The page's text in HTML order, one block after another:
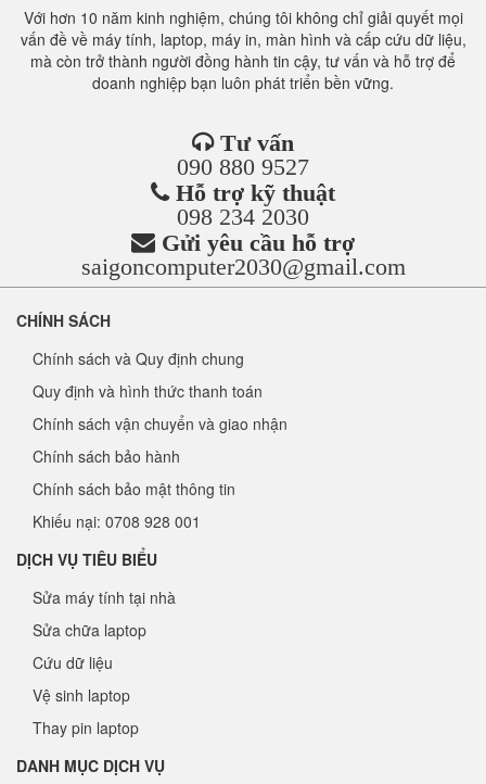
Với hơn 10 năm kinh nghiệm, chúng tôi không chỉ giải quyết mọi
vấn đề về máy tính, laptop, máy in, màn hình và cấp cứu dữ liệu,
mà còn trở thành người đồng hành tin cậy, tư vấn và hỗ trợ để
doanh nghiệp bạn luôn phát triển bền vững.
Tư vấn
090 880 9527
Hỗ trợ kỹ thuật
098 234 2030
Gửi yêu cầu hỗ trợ
saigoncomputer2030@gmail.com
CHÍNH SÁCH
Chính sách và Quy định chung
Quy định và hình thức thanh toán
Chính sách vận chuyển và giao nhận
Chính sách bảo hành
Chính sách bảo mật thông tin
Khiếu nại: 0708 928 001
DỊCH VỤ TIÊU BIỂU
Sửa máy tính tại nhà
Sửa chữa laptop
Cứu dữ liệu
Vệ sinh laptop
Thay pin laptop
DANH MỤC DỊCH VỤ